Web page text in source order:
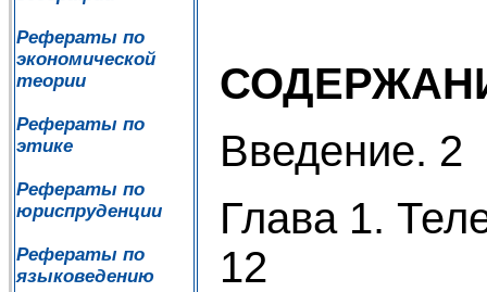
Рефераты по
экономической
теории
Рефераты по
этике
Рефераты по
юриспруденции
Рефераты по
языковедению
Введение. 2
Глава 1.
12